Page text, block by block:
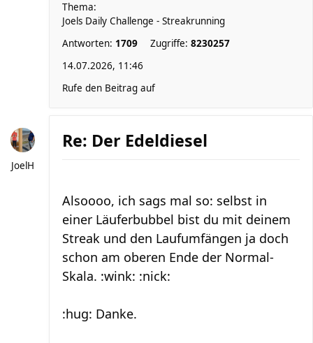
Thema:
Joels Daily Challenge - Streakrunning
Antworten: 1709 Zugriffe: 8230257
14.07.2026, 11:46
Rufe den Beitrag auf
JoelH
Re: Der Edeldiesel
Alsoooo, ich sags mal so: selbst in
einer Läuferbubbel bist du mit deinem
Streak und den Laufumfängen ja doch
schon am oberen Ende der Normal-
Skala. :wink: :nick:
:hug: Danke.